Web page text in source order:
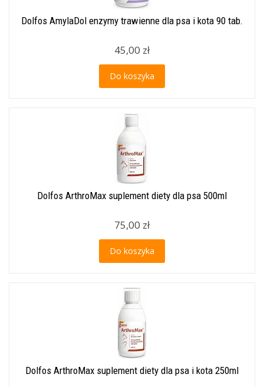
Dolfos AmylaDol enzymy trawienne dla psa i kota 90 tab.
45,00 zł
Do koszyka
Dolfos ArthroMax suplement diety dla psa 500ml
75,00 zł
Do koszyka
Dolfos ArthroMax suplement diety dla psa i kota 250ml